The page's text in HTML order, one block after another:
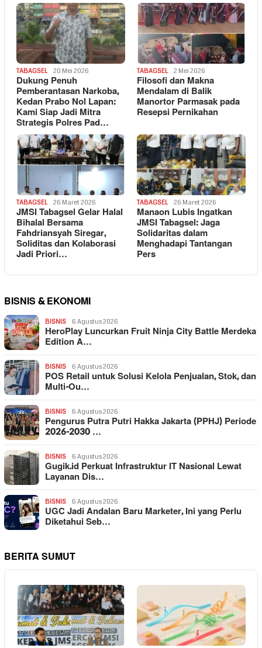
TABAGSEL 20 Mei 2026
Dukung Penuh
Pemberantasan Narkoba,
Kedan Prabo Nol Lapan:
Kami Siap Jadi Mitra
Strategis Polres Pad…
TABAGSEL 2 Mei 2026
Filosofi dan Makna
Mendalam di Balik
Manortor Parmasak pada
Resepsi Pernikahan
TABAGSEL 26 Maret 2026
JMSI Tabagsel Gelar Halal
Bihalal Bersama
Fahdriansyah Siregar,
Soliditas dan Kolaborasi
Jadi Priori…
TABAGSEL 26 Maret 2026
Manaon Lubis Ingatkan
JMSI Tabagsel: Jaga
Solidaritas dalam
Menghadapi Tantangan
Pers
BISNIS & EKONOMI
BISNIS 6 Agustus 2026
HeroPlay Luncurkan Fruit Ninja City Battle Merdeka
Edition A…
BISNIS 6 Agustus 2026
POS Retail untuk Solusi Kelola Penjualan, Stok, dan
Multi-Ou…
BISNIS 6 Agustus 2026
Pengurus Putra Putri Hakka Jakarta (PPHJ) Periode
2026-2030 …
BISNIS 6 Agustus 2026
Gugik.id Perkuat Infrastruktur IT Nasional Lewat
Layanan Dis…
BISNIS 6 Agustus 2026
UGC Jadi Andalan Baru Marketer, Ini yang Perlu
Diketahui Seb…
BERITA SUMUT